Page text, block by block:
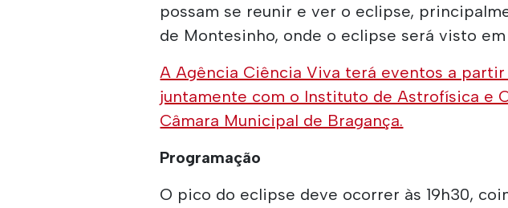
possam se reunir e ver o eclipse,
de Montesinho, onde o eclipse será visto
A Agência Ciência Viva terá eventos a partir
juntamente com o Instituto de Astrofísica e
Câmara Municipal de Bragança.
Programação
O pico do eclipse deve ocorrer às 19h30,